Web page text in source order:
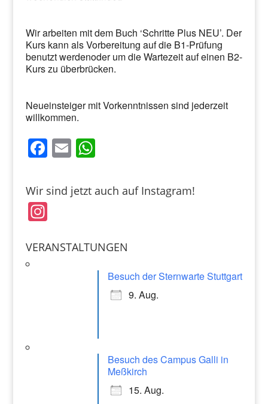
Wir arbeiten mit dem Buch ‘Schritte Plus NEU’. Der
Kurs kann als Vorbereitung auf die B1-Prüfung
benutzt werdenoder um die Wartezeit auf einen B2-
Kurs zu überbrücken.
Neueinsteiger mit Vorkenntnissen sind jederzeit
willkommen.
F
c
e
b
o
E
ai
l
W
at
p
Wir sind jetzt auch auf Instagram!
In
a
VERANSTALTUNGEN
Besuch der Sternwarte Stuttgart
9. Aug.
Besuch des Campus Galli in
Meßkirch
15. Aug.